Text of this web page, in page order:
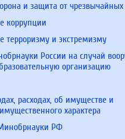
и защита от чрезвычайных
коррупции
терроризму и экстремизму
России на случай
организацию
расходах, об имуществе и
характера
РФ